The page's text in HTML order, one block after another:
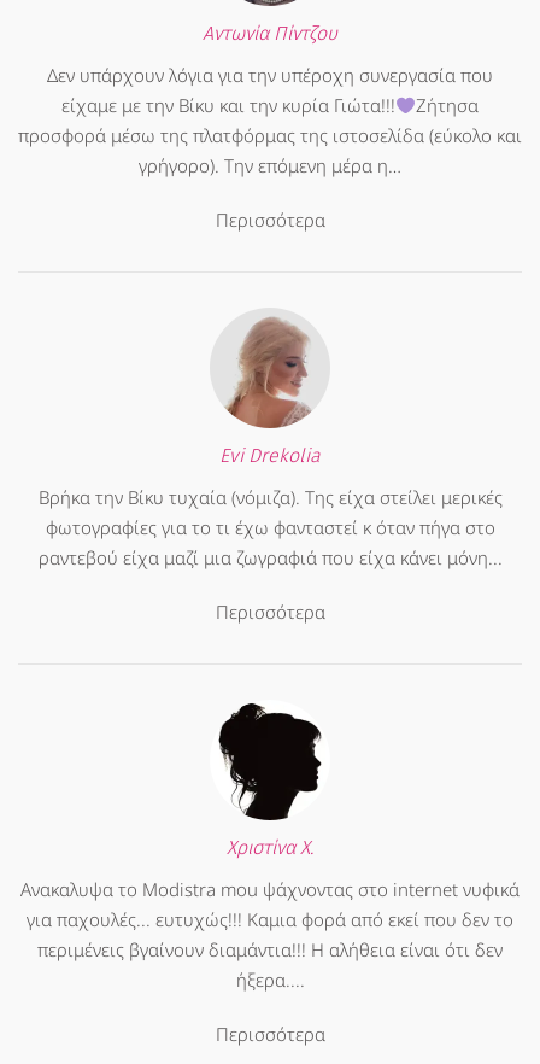
Αντωνία Πίντζου
Δεν υπάρχουν λόγια για την υπέροχη συνεργασία που
είχαμε με την Βίκυ και την κυρία Γιώτα!!!
Ζήτησα
προσφορά μέσω της πλατφόρμας της ιστοσελίδα (εύκολο και
γρήγορο). Την επόμενη μέρα η…
Περισσότερα
Evi Drekolia
Βρήκα την Βίκυ τυχαία (νόμιζα). Της είχα στείλει μερικές
φωτογραφίες για το τι έχω φανταστεί κ όταν πήγα στο
ραντεβού είχα μαζί μια ζωγραφιά που είχα κάνει μόνη...
Περισσότερα
Χριστίνα Χ.
Ανακαλυψα το Modistra mou ψάχνοντας στο internet νυφικά
για παχουλές... ευτυχώς!!! Καμια φορά από εκεί που δεν το
περιμένεις βγαίνουν διαμάντια!!! Η αλήθεια είναι ότι δεν
ήξερα....
Περισσότερα